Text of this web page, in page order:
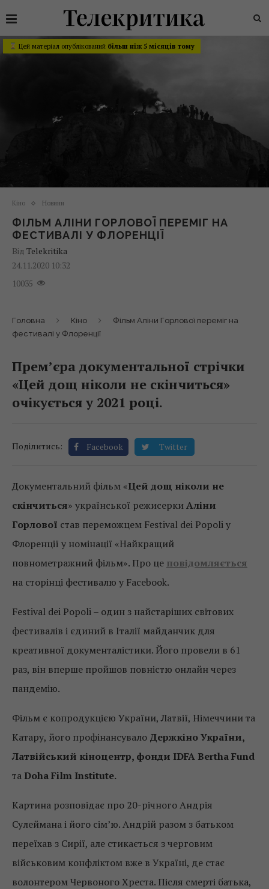
Цей матеріал опублікований більш ніж 5 місяців тому
Кіно Новини
ФІЛЬМ АЛІНИ ГОРЛОВОЇ ПЕРЕМІГ НА
ФЕСТИВАЛІ У ФЛОРЕНЦІЇ
Від Telekritika
24.11.2020 10:32
10035
Головна Кіно
Фільм Аліни Горлової переміг на
фестивалі у Флоренції
Прем’єра документальної стрічки
«Цей дощ ніколи не скінчиться»
очікується у 2021 році.
Поділитись: Facebook Twitter
Документальний фільм «Цей дощ ніколи не
скінчиться» української режисеркиАліни
Горлової став переможцем Festival dei Popoli у
Флоренції у номінації «Найкращий
повнометражний фільм». Про це повідомляється
на сторінці фестивалю у Facebook.
Festival dei Popoli – один з найстаріших світових
фестивалів і єдиний в Італії майданчик для
креативної документалістики. Його провели в 61
раз, він вперше пройшов повністю онлайн через
пандемію.
Фільм є копродукцією України, Латвії, Німеччини та
Катару, його профінансувало Держкіно України,
Латвійський кіноцентр, фонди IDFA Bertha Fund
та Doha Film Institute.
Картина розповідає про 20-річного Андрія
Сулеймана і його сім’ю. Андрій разом з батьком
переїхав з Сирії, але стикається з черговим
військовим конфліктом вже в Україні, де стає
волонтером Червоного Хреста. Після смерті батька,